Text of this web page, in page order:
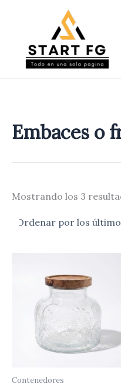
Embaces o
Mostrando los 3
Contenedores